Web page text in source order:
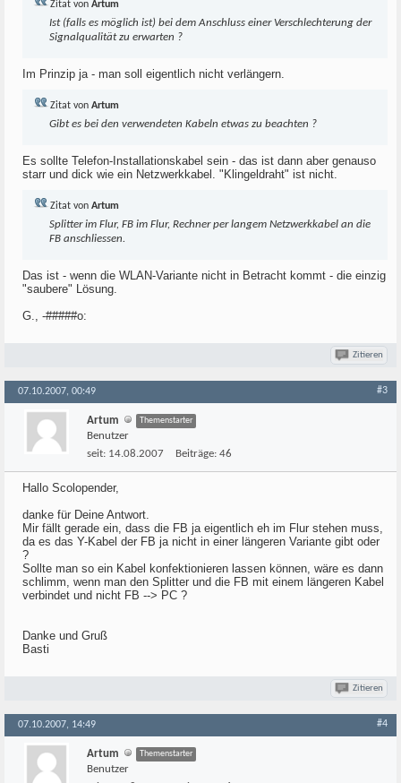
Zitat von Artum
Ist (falls es möglich ist) bei dem Anschluss einer Verschlechterung der
Signalqualität zu erwarten ?
Im Prinzip ja - man soll eigentlich nicht verlängern.
Zitat von Artum
Gibt es bei den verwendeten Kabeln etwas zu beachten ?
Es sollte Telefon-Installationskabel sein - das ist dann aber genauso
starr und dick wie ein Netzwerkkabel. "Klingeldraht" ist nicht.
Zitat von Artum
Splitter im Flur, FB im Flur, Rechner per langem Netzwerkkabel an die
FB anschliessen.
Das ist - wenn die WLAN-Variante nicht in Betracht kommt - die einzig
"saubere" Lösung.
G., -#####o:
Zitieren
07.10.2007, 00:49 #3
Artum Themenstarter
Benutzer
seit: 14.08.2007 Beiträge: 46
Hallo Scolopender,
danke für Deine Antwort.
Mir fällt gerade ein, dass die FB ja eigentlich eh im Flur stehen muss,
da es das Y-Kabel der FB ja nicht in einer längeren Variante gibt oder
?
Sollte man so ein Kabel konfektionieren lassen können, wäre es dann
schlimm, wenn man den Splitter und die FB mit einem längeren Kabel
verbindet und nicht FB --> PC ?
Danke und Gruß
Basti
Zitieren
07.10.2007, 14:49 #4
Artum Themenstarter
Benutzer